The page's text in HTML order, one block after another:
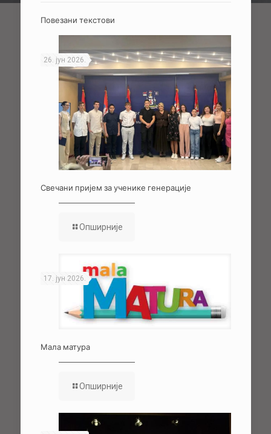
Повезани текстови
26. јун 2026.
Свечани пријем за ученике генерације
Опширније
17. јун 2026.
Мала матура
Опширније